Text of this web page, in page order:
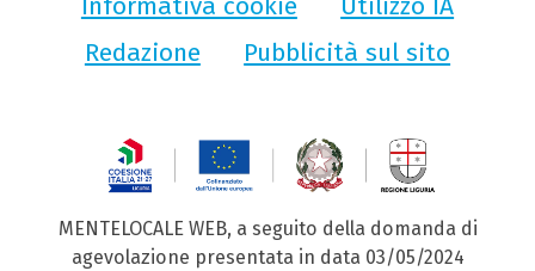
Informativa cookie
Utilizzo IA
Redazione
Pubblicità sul sito
MENTELOCALE WEB, a seguito della domanda di
agevolazione presentata in data 03/05/2024